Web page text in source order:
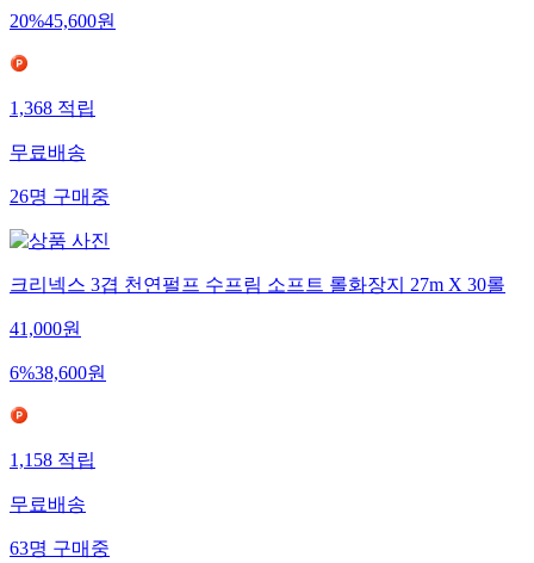
20%45,600원
1,368 적립
무료배송
26명 구매중
크리넥스 3겹 천연펄프 수프림 소프트 롤화장지 27m X 30롤
41,000원
6%38,600원
1,158 적립
무료배송
63명 구매중